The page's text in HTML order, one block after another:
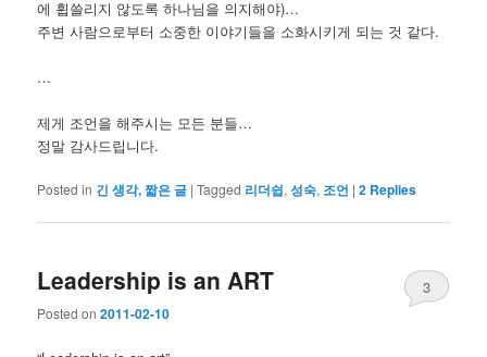
에 휩쓸리지 않도록 하나님을 의지해야)…
주변 사람으로부터 소중한 이야기들을 소화시키게 되는 것 같다.
…
제게 조언을 해주시는 모든 분들…
정말 감사드립니다.
Posted in 긴 생각, 짧은 글 |Tagged 리더쉽,성숙, 조언 |2 Replies
Leadership is an ART
Posted on2011-02-10
3